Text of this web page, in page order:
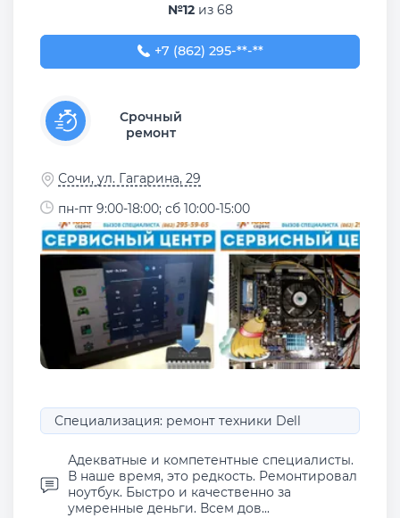
№12из 68
+7 (862) 295-59-65
+7 (862) 295-**-**
Срочный
ремонт
Сочи, ул. Гагарина, 29
пн-пт 9:00-18:00; сб 10:00-15:00
Специализация: ремонт техники Dell
Адекватные и компетентные специалисты.
В наше время, это редкость. Ремонтировал
ноутбук. Быстро и качественно за
умеренные деньги. Всем дов...